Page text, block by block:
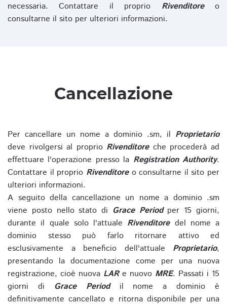
necessaria. Contattare il proprio Rivenditoreo
consultarne il sito per ulteriori informazioni.
Cancellazione
Per cancellare un nome a dominio .sm, il Proprietario
deve rivolgersi al proprio Rivenditoreche procederà ad
effettuare l'operazione presso la Registration Authority.
Contattare il proprio Rivenditoreo consultarne il sito per
ulteriori informazioni.
A seguito della cancellazione un nome a dominio .sm
viene posto nello stato di Grace Periodper 15 giorni,
durante il quale solo l'attuale Rivenditoredel nome a
dominio stesso può farlo ritornare attivo ed
esclusivamente a beneficio dell'attuale Proprietario,
presentando la documentazione come per una nuova
registrazione, cioè nuova LARe nuovo MRE. Passati i 15
giorni di Grace Periodil nome a dominio è
definitivamente cancellato e ritorna disponibile per una